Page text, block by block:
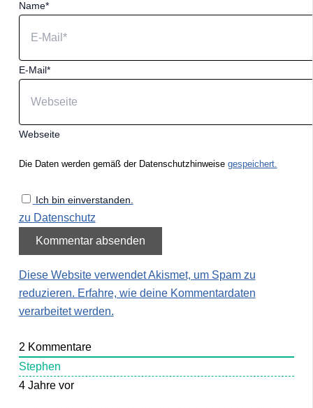
Name*
E-Mail*
Webseite
Die Daten werden gemäß der Datenschutzhinweise gespeichert.
Ich bin einverstanden.
zu Datenschutz
Diese Website verwendet Akismet, um Spam zu
reduzieren. Erfahre, wie deine Kommentardaten
verarbeitet werden.
2 Kommentare
Stephen
4 Jahre vor